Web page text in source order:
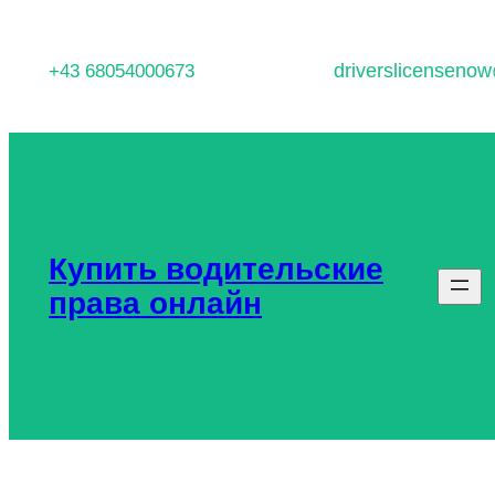
+43 68054000673
Купить водительские
права онлайн